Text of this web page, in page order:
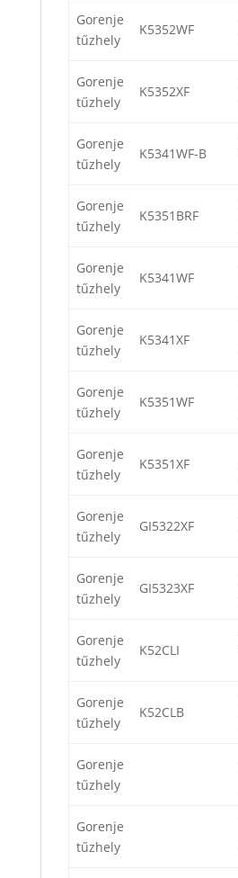
Gorenje
tűzhely
K5352WF
Gorenje
tűzhely
K5352XF
Gorenje
tűzhely
K5341WF-B
Gorenje
tűzhely
K5351BRF
Gorenje
tűzhely
K5341WF
Gorenje
tűzhely
K5341XF
Gorenje
tűzhely
K5351WF
Gorenje
tűzhely
K5351XF
Gorenje
tűzhely
GI5322XF
Gorenje
tűzhely
GI5323XF
Gorenje
tűzhely
K52CLI
Gorenje
tűzhely
K52CLB
Gorenje
tűzhely
Gorenje
tűzhely